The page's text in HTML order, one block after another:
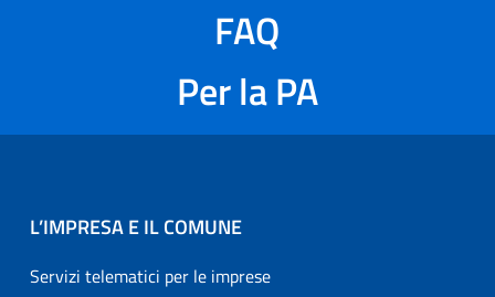
FAQ
Per la PA
L’IMPRESA E IL COMUNE
Servizi telematici per le imprese